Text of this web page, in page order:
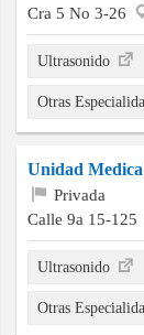
Cra 5 No 3-26
Ultrasonido
Otras
Unidad
Privada
Calle 9a 15-125
Ultrasonido
Otras